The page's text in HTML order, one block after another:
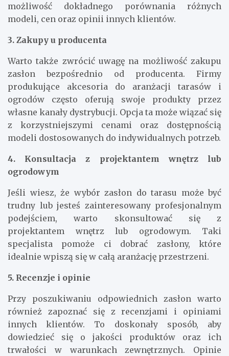
możliwość dokładnego porównania różnych
modeli, cen oraz opinii innych klientów.
3. Zakupy u producenta
Warto także zwrócić uwagę na możliwość zakupu
zasłon bezpośrednio od producenta. Firmy
produkujące akcesoria do aranżacji tarasów i
ogrodów często oferują swoje produkty przez
własne kanały dystrybucji. Opcja ta może wiązać się
z korzystniejszymi cenami oraz dostępnością
modeli dostosowanych do indywidualnych potrzeb.
4. Konsultacja z projektantem wnętrz lub
ogrodowym
Jeśli wiesz, że wybór zasłon do tarasu może być
trudny lub jesteś zainteresowany profesjonalnym
podejściem, warto skonsultować się z
projektantem wnętrz lub ogrodowym. Taki
specjalista pomoże ci dobrać zasłony, które
idealnie wpiszą się w całą aranżację przestrzeni.
5. Recenzje i opinie
Przy poszukiwaniu odpowiednich zasłon warto
również zapoznać się z recenzjami i opiniami
innych klientów. To doskonały sposób, aby
dowiedzieć się o jakości produktów oraz ich
trwałości w warunkach zewnętrznych. Opinie